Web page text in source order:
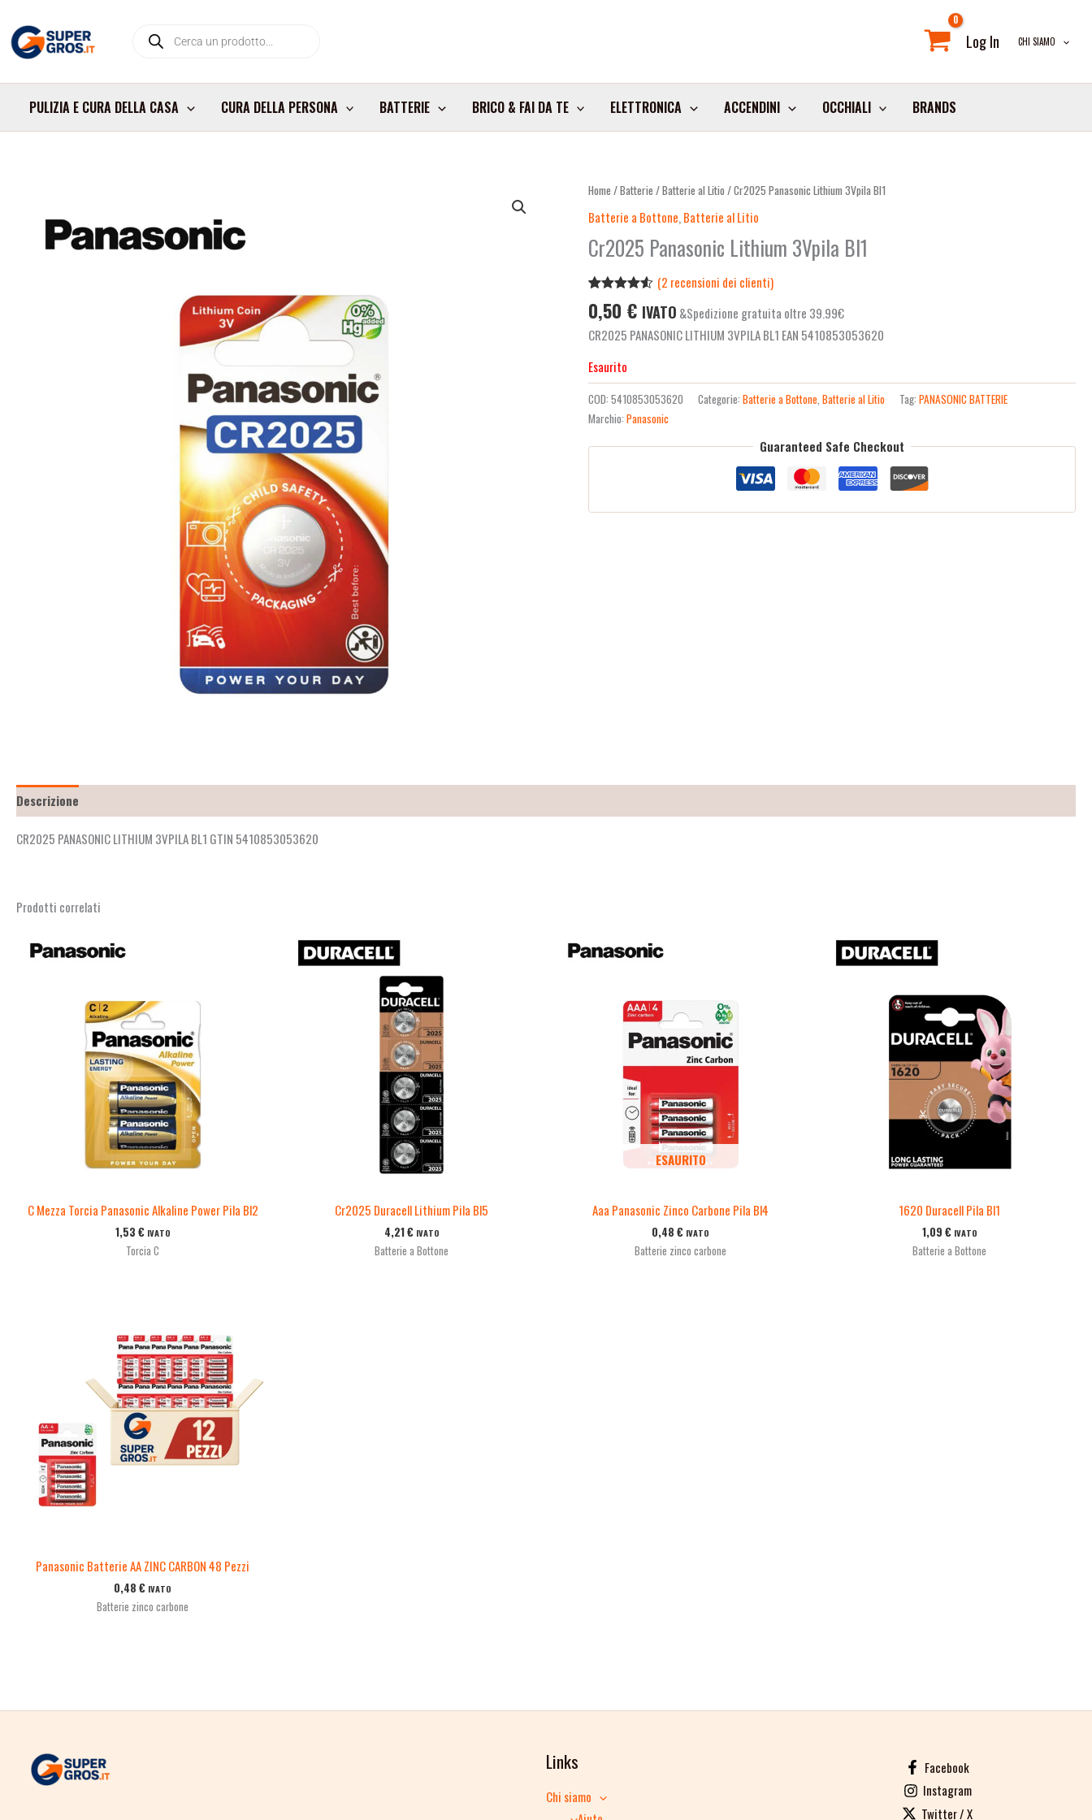
contenuto
search Log In CHI SIAMO
PULIZIA E CURA DELLA CASA CURA DELLA PERSONA BATTERIE BRICO & FAI DA TE ELETTRONICA ACCENDINI OCCHIALI BRANDS
Home /Batterie /Batterie al Litio / Cr2025 Panasonic Lithium 3Vpila Bl1
Batterie a Bottone, Batterie al Litio
Cr2025 Panasonic Lithium 3Vpila Bl1
4.50su 5
su base
di
(2 recensioni dei clienti)
0,50 € IVATO &Spedizione gratuita oltre 39.99€
CR2025 PANASONIC LITHIUM 3VPILA BL1 EAN 5410853053620
Esaurito
COD:5410853053620 Categorie:Batterie a Bottone ,Batterie al Litio Tag:PANASONIC BATTERIE
Marchio:Panasonic
Guaranteed Safe Checkout
Descrizione
CR2025 PANASONIC LITHIUM 3VPILA BL1 GTIN 5410853053620
Prodotti correlati
C Mezza Torcia Panasonic Alkaline Power Pila Bl2
1,53 € IVATO
Torcia C
Cr2025 Duracell Lithium Pila Bl5
4,21€ IVATO
Batterie a Bottone
ESAURITO
Aaa Panasonic Zinco Carbone Pila Bl4
0,48 € IVATO
Batterie zinco carbone
1620 Duracell Pila Bl1
1,09 € IVATO
Batterie a Bottone
Panasonic Batterie AA ZINC CARBON 48 Pezzi
0,48 € IVATO
Batterie zinco carbone
Links
Chi siamo
Facebook
Instagram
Twitter / X